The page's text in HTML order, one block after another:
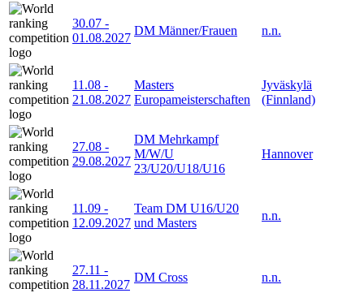
30.07 -
01.08.2027
DM Männer/Frauen n.n.
11.08 -
21.08.2027
Masters
Europameisterschaften
Jyväskylä
(Finnland)
27.08 -
29.08.2027
DM Mehrkampf
M/W/U
23/U20/U18/U16
Hannover
11.09 -
12.09.2027
Team DM U16/U20
und Masters
n.n.
27.11 -
28.11.2027
DM Cross n.n.